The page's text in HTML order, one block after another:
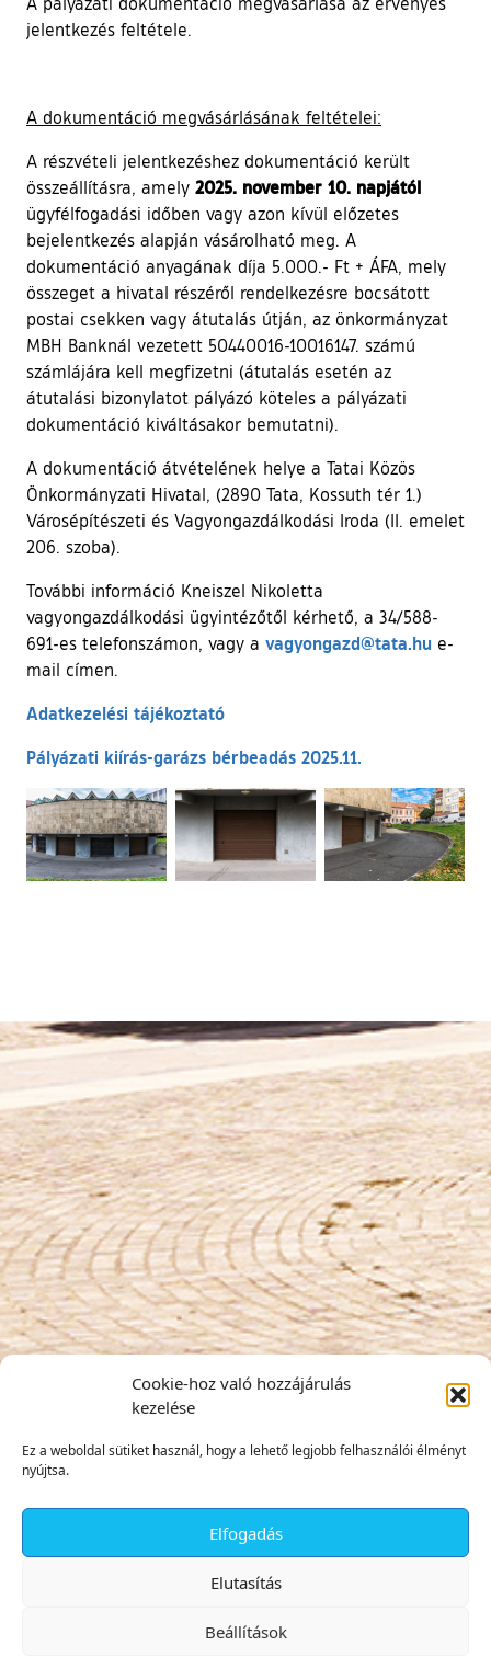
Cookie-hoz való hozzájárulás
kezelése
Ez a weboldal sütiket használ, hogy a lehető legjobb felhasználói élményt
nyújtsa.
Elfogadás
Elutasítás
Beállítások
jelentkezés feltétele.
A dokumentáció megvásárlásának feltételei:
A részvételi jelentkezéshez dokumentáció került
összeállításra, amely 2025. november 10. napjától
ügyfélfogadási időben vagy azon kívül előzetes
bejelentkezés alapján vásárolható meg. A
dokumentáció anyagának díja 5.000.- Ft + ÁFA, mely
összeget a hivatal részéről rendelkezésre bocsátott
postai csekken vagy átutalás útján, az önkormányzat
MBH Banknál vezetett 50440016-10016147. számú
számlájára kell megfizetni (átutalás esetén az
átutalási bizonylatot pályázó köteles a pályázati
dokumentáció kiváltásakor bemutatni).
A dokumentáció átvételének helye a Tatai Közös
Önkormányzati Hivatal, (2890 Tata, Kossuth tér 1.)
Városépítészeti és Vagyongazdálkodási Iroda (II. emelet
206. szoba).
További információ Kneiszel Nikoletta
vagyongazdálkodási ügyintézőtől kérhető, a 34/588-
691-es telefonszámon, vagy a vagyongazd@tata.hu e-
mail címen.
Adatkezelési tájékoztató
Pályázati kiírás-garázs bérbeadás 2025.11.
Ugrás a galéria utánra
✕